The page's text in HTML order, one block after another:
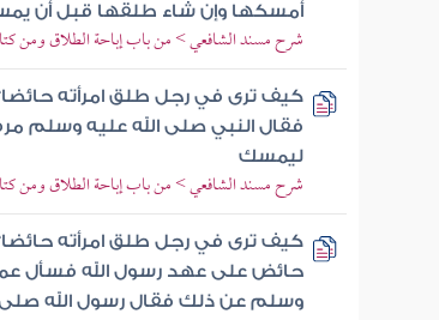
أمسكها وإن شاء طلقها قبل أن يمس
شرح مسند الشافعي > من باب إباحة الطلاق ومن
كيف ترى في رجل طلق امرأته
فقال النبي صلى الله عليه وسلم
ليمسك
شرح مسند الشافعي > من باب إباحة الطلاق ومن
كيف ترى في رجل طلق امرأته
حائض على عهد رسول الله فسأل عمر
وسلم عن ذلك فقال رسول الله صلى